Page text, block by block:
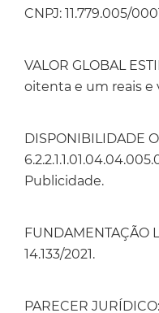
CNPJ: 11.779.005/
VALOR GLOBAL
oitenta e um reais e
DISPONIBILIDADE
Publicidade.
FUNDAMENTAÇÃO
14.133/2021.
PARECER